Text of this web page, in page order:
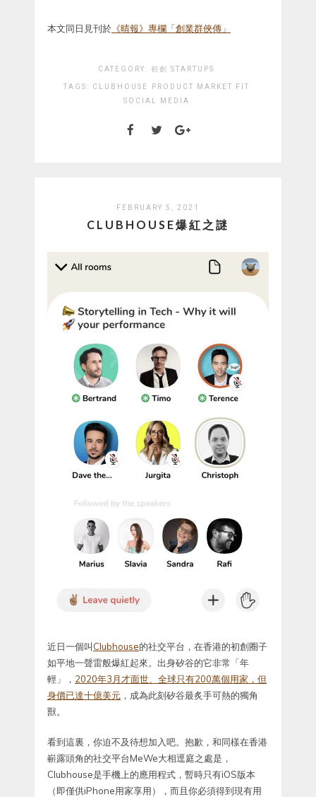
本文同日見刊於 《晴報》專欄「創業群俠傳」
CATEGORY: 初創 STARTUPS
TAGS: CLUBHOUSE
PRODUCT MARKET FIT
SOCIAL MEDIA
FEBRUARY 5, 2021
CLUBHOUSE爆紅之謎
近日一個叫Clubhouse的社交平台，在香港的初創圈子
如平地一聲雷般爆紅起來。出身矽谷的它非常「年
輕」， 2020年3月才面世、全球只有200萬個用家，但
身價已達十億美元 ，成為此刻矽谷最炙手可熱的獨角
獸。
看到這裏，你迫不及待想加入吧。抱歉，和同樣在香港
嶄露頭角的社交平台MeWe大相逕庭之處是，
Clubhouse是手機上的應用程式，暫時只有iOS版本
（即僅供iPhone用家享用），而且你必須得到現有用